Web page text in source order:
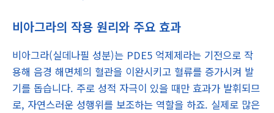
비아그라의 작용 원리와 주요 효과
비아그라(실데나필 성분)는 PDE5 억제제라는 기전으로 작
용해 음경 해면체의 혈관을 이완시키고 혈류를 증가시켜 발
기를 돕습니다. 주로 성적 자극이 있을 때만 효과가 발휘되므
로, 자연스러운 성행위를 보조하는 역할을 하죠. 실제로 많은